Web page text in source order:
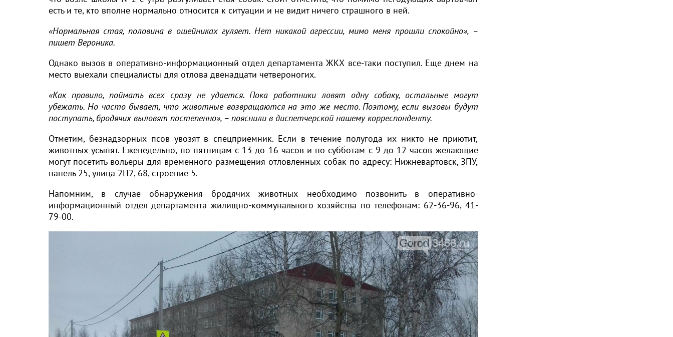
есть и те, кто вполне нормально относится к ситуации и не видит ничего страшного в ней.
«Нормальная стая, половина в ошейниках гуляет. Нет никакой агрессии, мимо меня прошли спокойно», –
пишет Вероника.
Однако вызов в оперативно-информационный отдел департамента ЖКХ все-таки поступил. Еще днем на
место выехали специалисты для отлова двенадцати четвероногих.
«Как правило, поймать всех сразу не удается. Пока работники ловят одну собаку, остальные могут
убежать. Но часто бывает, что животные возвращаются на это же место. Поэтому, если вызовы будут
поступать, бродячих выловят постепенно», – пояснили в диспетчерской нашему корреспонденту.
Отметим, безнадзорных псов увозят в спецприемник. Если в течение полугода их никто не приютит,
животных усыпят. Еженедельно, по пятницам с 13 до 16 часов и по субботам с 9 до 12 часов желающие
могут посетить вольеры для временного размещения отловленных собак по адресу: Нижневартовск, ЗПУ,
панель 25, улица 2П2, 68, строение 5.
Напомним, в случае обнаружения бродячих животных необходимо позвонить в оперативно-
информационный отдел департамента жилищно-коммунального хозяйства по телефонам: 62-36-96, 41-
79-00.